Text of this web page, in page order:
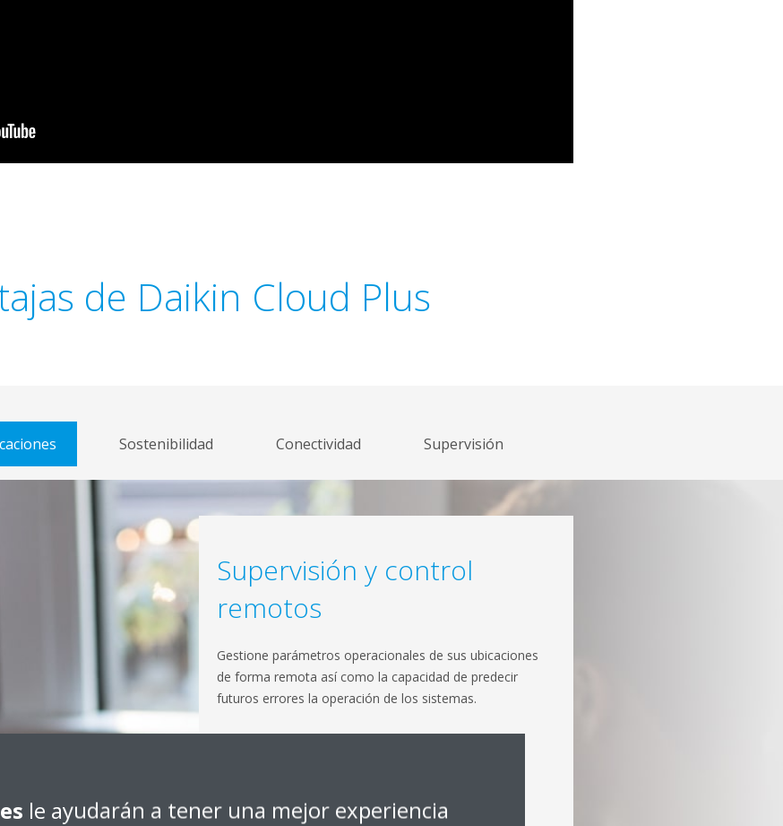
de Daikin Cloud Plus
Sostenibilidad Conectividad Supervisión
Supervisión y control
remotos
Gestione parámetros operacionales de sus ubicaciones
de forma remota así como la capacidad de predecir
futuros errores la operación de los sistemas.
Control de planos por
le ayudarán a tener una mejor experiencia